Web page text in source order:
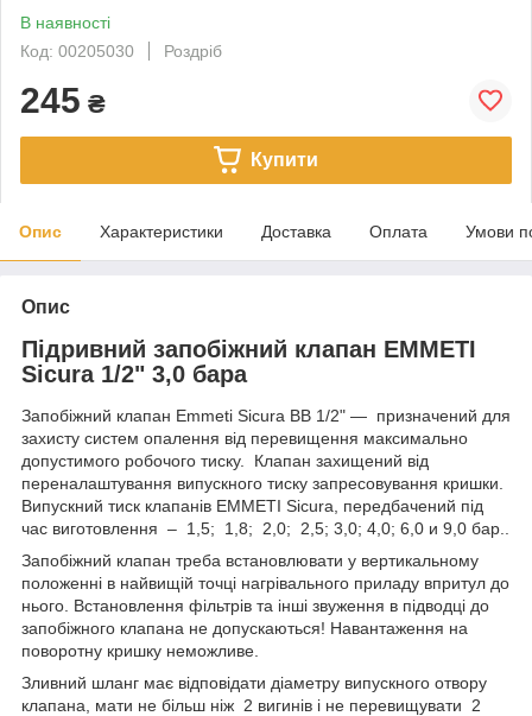
В наявності
Код: 00205030
Роздріб
245 ₴
Купити
Опис Характеристики Доставка Оплата Умови
Опис
Підривний запобіжний клапан EMMETI
Sicura 1/2" 3,0 бара
Запобіжний клапан Emmeti Sicura BB 1/2" — призначений для
захисту систем опалення від перевищення максимально
допустимого робочого тиску. Клапан захищений від
переналаштування випускного тиску запресовування кришки.
Випускний тиск клапанів EMMETI Sicura, передбачений під
час виготовлення – 1,5; 1,8; 2,0; 2,5; 3,0; 4,0; 6,0 и 9,0 бар..
Запобіжний клапан треба встановлювати у вертикальному
положенні в найвищій точці нагрівального приладу впритул до
нього. Встановлення фільтрів та інші звуження в підводці до
запобіжного клапана не допускаються! Навантаження на
поворотну кришку неможливе.
Зливний шланг має відповідати діаметру випускного отвору
клапана, мати не більш ніж 2 вигинів і не перевищувати 2